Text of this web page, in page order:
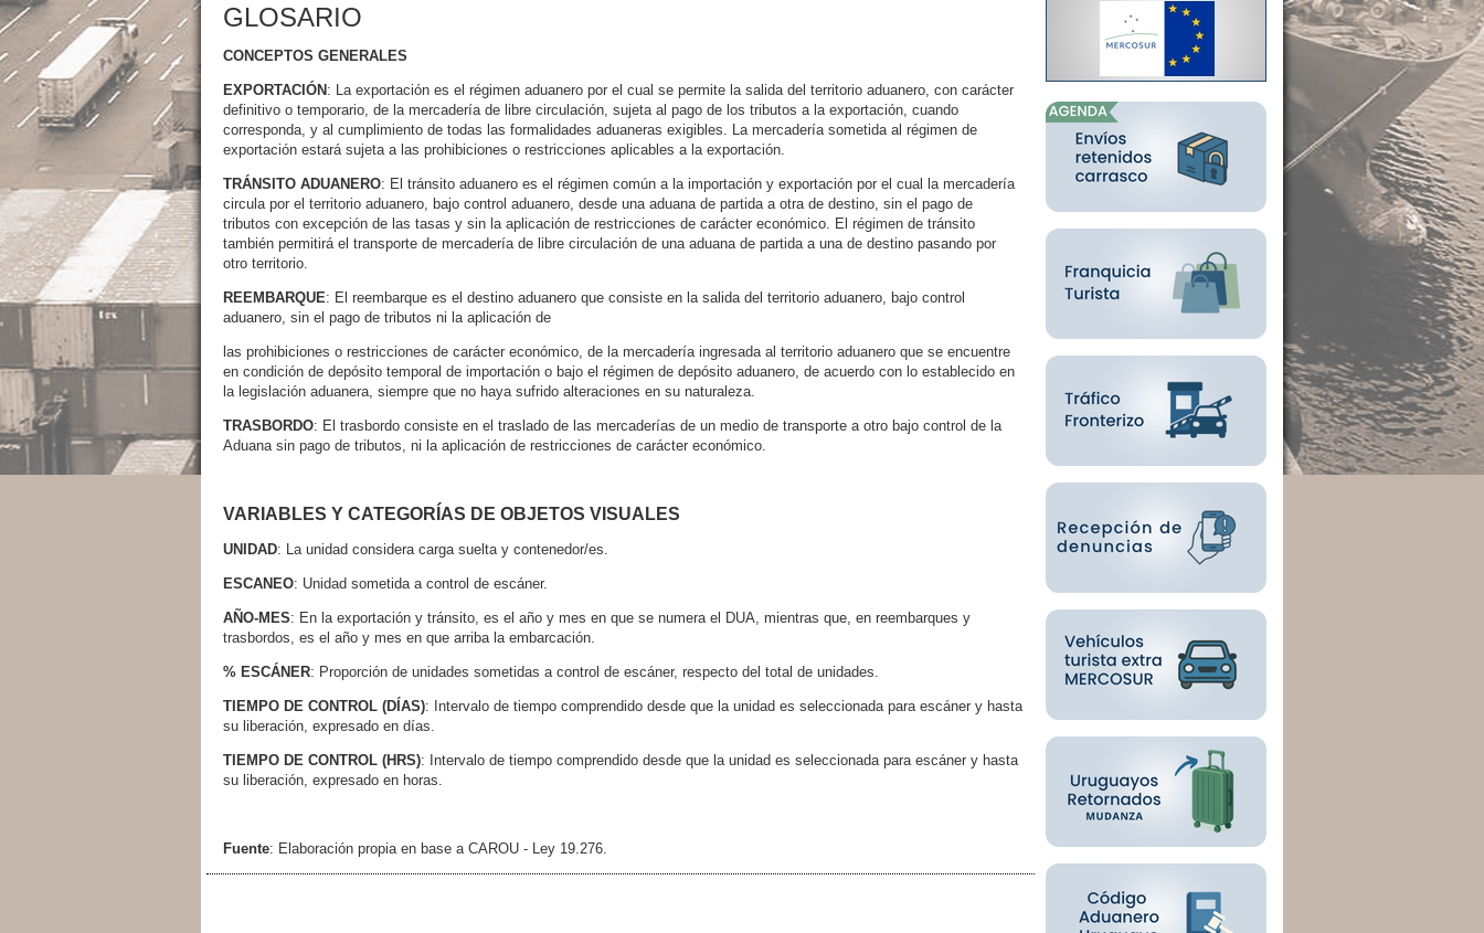
GLOSARIO
CONCEPTOS GENERALES
EXPORTACIÓN : La exportación es el régimen aduanero por el cual se permite la salida del territorio aduanero, con carácter
definitivo o temporario, de la mercadería de libre circulación, sujeta al pago de los tributos a la exportación, cuando
corresponda, y al cumplimiento de todas las formalidades aduaneras exigibles. La mercadería sometida al régimen de
exportación estará sujeta a las prohibiciones o restricciones aplicables a la exportación.
TRÁNSITO ADUANERO: El tránsito aduanero es el régimen común a la importación y exportación por el cual la mercadería
circula por el territorio aduanero, bajo control aduanero, desde una aduana de partida a otra de destino, sin el pago de
tributos con excepción de las tasas y sin la aplicación de restricciones de carácter económico. El régimen de tránsito
también permitirá el transporte de mercadería de libre circulación de una aduana de partida a una de destino pasando por
otro territorio.
REEMBARQUE: El reembarque es el destino aduanero que consiste en la salida del territorio aduanero, bajo control
aduanero, sin el pago de tributos ni la aplicación de
las prohibiciones o restricciones de carácter económico, de la mercadería ingresada al territorio aduanero que se encuentre
en condición de depósito temporal de importación o bajo el régimen de depósito aduanero, de acuerdo con lo establecido en
la legislación aduanera, siempre que no haya sufrido alteraciones en su naturaleza.
TRASBORDO: El trasbordo consiste en el traslado de las mercaderías de un medio de transporte a otro bajo control de la
Aduana sin pago de tributos, ni la aplicación de restricciones de carácter económico.
VARIABLES Y CATEGORÍAS DE OBJETOS VISUALES
UNIDAD: La unidad considera carga suelta y contenedor/es.
ESCANEO: Unidad sometida a control de escáner.
AÑO-MES: En la exportación y tránsito, es el año y mes en que se numera el DUA, mientras que, en reembarques y
trasbordos, es el año y mes en que arriba la embarcación.
% ESCÁNER: Proporción de unidades sometidas a control de escáner, respecto del total de unidades.
TIEMPO DE CONTROL (DÍAS): Intervalo de tiempo comprendido desde que la unidad es seleccionada para escáner y hasta
su liberación, expresado en días.
TIEMPO DE CONTROL (HRS): Intervalo de tiempo comprendido desde que la unidad es seleccionada para escáner y hasta
su liberación, expresado en horas.
Fuente: Elaboración propia en base a CAROU - Ley 19.276.